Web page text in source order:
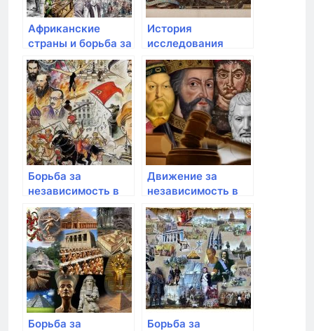
Африканские
страны и борьба за
политическую
независимость
История
исследования
Африки и Азии в
эпоху открытий
Борьба за
независимость в
Афганистане и
Иране
Движение за
независимость в
Азии: Китай,
Индонезия
Борьба за
Борьба за